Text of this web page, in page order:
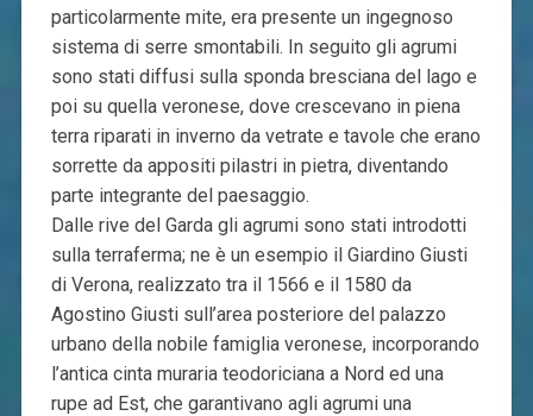
particolarmente mite, era presente un ingegnoso
sistema di serre smontabili. In seguito gli agrumi
sono stati diffusi sulla sponda bresciana del lago e
poi su quella veronese, dove crescevano in piena
terra riparati in inverno da vetrate e tavole che erano
sorrette da appositi pilastri in pietra, diventando
parte integrante del paesaggio.
Dalle rive del Garda gli agrumi sono stati introdotti
sulla terraferma; ne è un esempio il Giardino Giusti
di Verona, realizzato tra il 1566 e il 1580 da
Agostino Giusti sull’area posteriore del palazzo
urbano della nobile famiglia veronese, incorporando
l’antica cinta muraria teodoriciana a Nord ed una
rupe ad Est, che garantivano agli agrumi una